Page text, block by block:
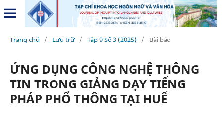
Trang chủ / Lưu trữ / Tập 9 Số 3 (2025) / Bài báo
ỨNG DỤNG CÔNG NGHỆ THÔNG
TIN TRONG GIẢNG DẠY TIẾNG
PHÁP PHỔ THÔNG TẠI HUẾ